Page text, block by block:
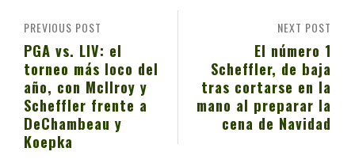
NEXT POST
El número 1
Scheffler, de baja
tras cortarse en la
mano al preparar la
cena de Navidad
PREVIOUS POST
PGA vs. LIV: el
torneo más loco del
año, con McIlroy y
Scheffler frente a
DeChambeau y
Koepka